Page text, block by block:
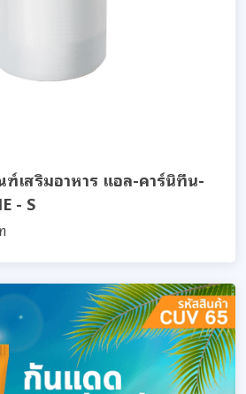
เสริมอาหาร แอล-คาร์นิทีน-
- S